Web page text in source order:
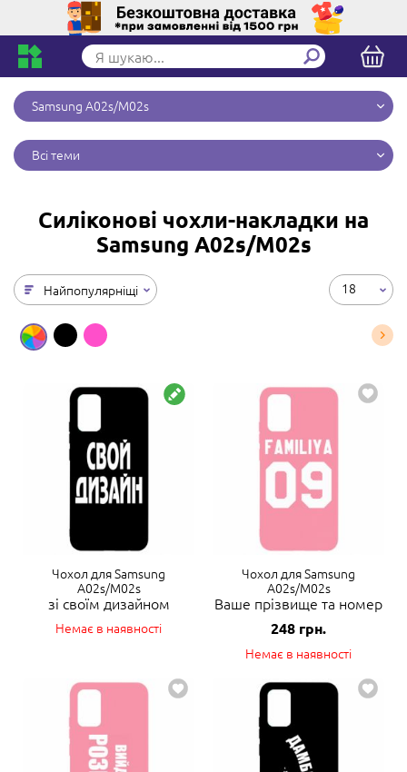
Samsung A02s/M02s
Всі теми
Силіконові чохли-накладки на
Samsung A02s/M02s
Найпопулярніщі 18
Чохол для Samsung
A02s/M02s
зі своїм дизайном
Немає в наявності
Чохол для Samsung
A02s/M02s
Ваше прізвище та номер
248 грн.
Немає в наявності